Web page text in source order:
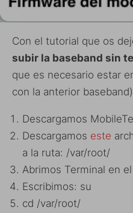
Con el tutorial que os
subir la baseband sin
que es necesario estar
con la anterior
Descargamos
Descargamos este
a la ruta: /var/root/
Abrimos Terminal en
Escribimos: su
cd /var/root/